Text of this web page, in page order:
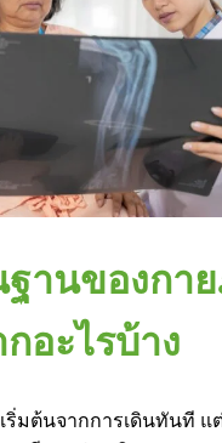
านของกา
อะไรบ้าง
ริ่มต้นจากการเดินทันที